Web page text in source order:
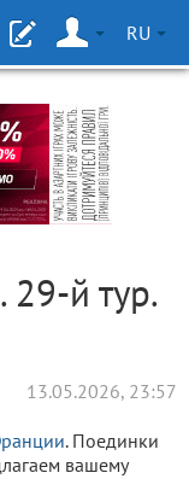
RU
й тур.
13.05.2026, 23:57
. Поединки
вашему